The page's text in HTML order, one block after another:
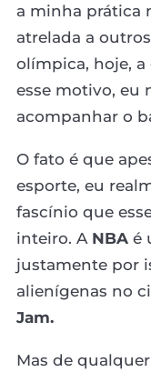
a minha prática
atrelada a
olímpica, hoje,
esse motivo, eu
acompanhar o
O fato é que
esporte, eu
fascínio que
inteiro. A NBA é
justamente por
alienígenas no
Jam.
Mas de